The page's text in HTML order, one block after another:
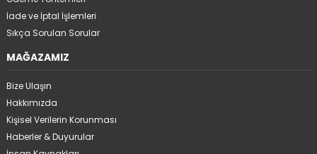
İade ve İptal İşlemleri
Sıkça Sorulan Sorular
MAĞAZAMIZ
Bize Ulaşın
Hakkımızda
Kişisel Verilerin Korunması
Haberler & Duyurular